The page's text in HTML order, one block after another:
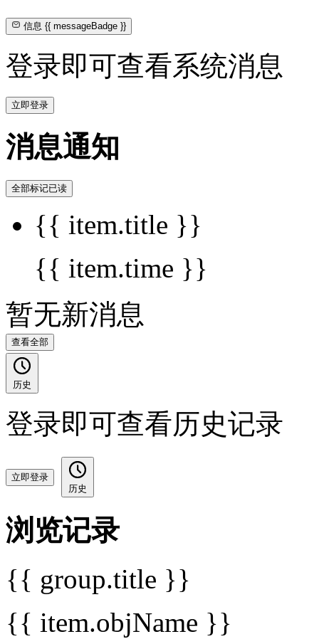
信息{{ messageBadge }}
登录即可查看系统消息
立即登录
消息通知
全部标记已读
{{ item.title }}
{{ item.time }}
暂无新消息
查看全部
历史
登录即可查看历史记录
立即登录
历史
浏览记录
{{ group.title }}
{{ item.objName }}